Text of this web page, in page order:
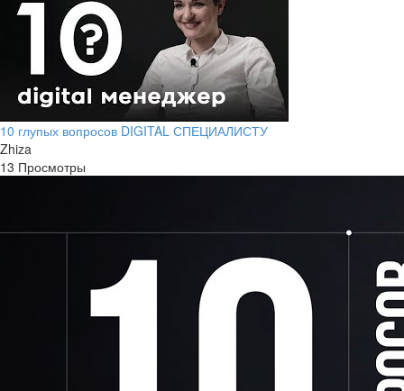
10 глупых вопросов DIGITAL СПЕЦИАЛИСТУ
Zhiza
13 Просмотры